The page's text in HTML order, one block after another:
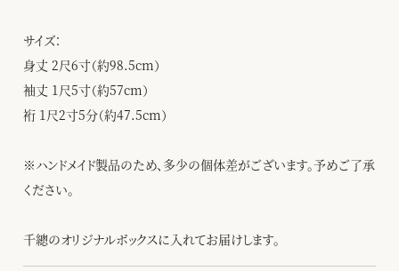
サイズ：
身丈 2尺6寸（約98.5cm）
袖丈 1尺5寸（約57cm）
裄 1尺2寸5分（約47.5cm）
※ハンドメイド製品のため、多少の個体差がございます。予めご了承
ください。
千總のオリジナルボックスに入れてお届けします。